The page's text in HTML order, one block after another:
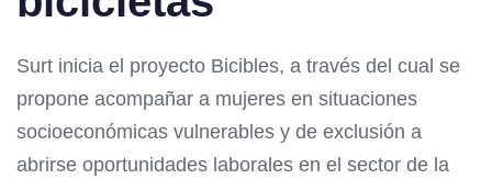
Surt inicia el proyecto Bicibles, a través del cual se
propone acompañar a mujeres en situaciones
socioeconómicas vulnerables y de exclusión a
abrirse oportunidades laborales en el sector de la